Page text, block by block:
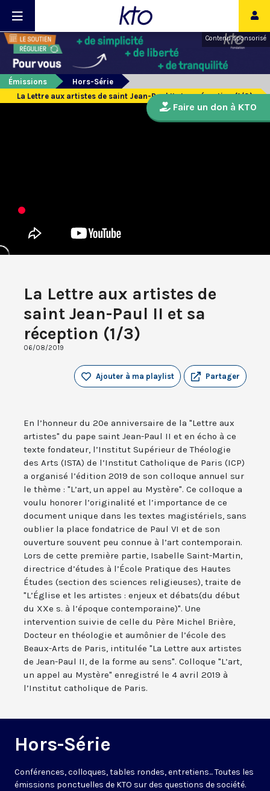
Contenu sponsorisé
Émissions
Hors-Série
La Lettre aux artistes de saint Jean-Paul II et sa réception (1/3)
La Lettre aux artistes de
saint Jean-Paul II et sa
réception (1/3)
06/08/2019
Partager
Ajouter à ma playlist
En l’honneur du 20e anniversaire de la "Lettre aux
artistes" du pape saint Jean-Paul II et en écho à ce
texte fondateur, l’Institut Supérieur de Théologie
des Arts (ISTA) de l’Institut Catholique de Paris (ICP)
a organisé l’édition 2019 de son colloque annuel sur
le thème : "L’art, un appel au Mystère". Ce colloque a
voulu honorer l’originalité et l’importance de ce
document unique dans les textes magistériels, sans
oublier la place fondatrice de Paul VI et de son
ouverture souvent peu connue à l’art contemporain.
Lors de cette première partie, Isabelle Saint-Martin,
directrice d’études à l’École Pratique des Hautes
Études (section des sciences religieuses), traite de
"L’Église et les artistes : enjeux et débats(du début
du XXe s. à l’époque contemporaine)". Une
intervention suivie de celle du Père Michel Brière,
Docteur en théologie et aumônier de l’école des
Beaux-Arts de Paris, intitulée "La Lettre aux artistes
de Jean-Paul II, de la forme au sens". Colloque "L’art,
un appel au Mystère" enregistré le 4 avril 2019 à
l’Institut catholique de Paris.
Hors-Série
Conférences, colloques, tables rondes, entretiens... Toutes les
émissions ponctuelles de KTO sur des questions de société.
Faire un don à KTO